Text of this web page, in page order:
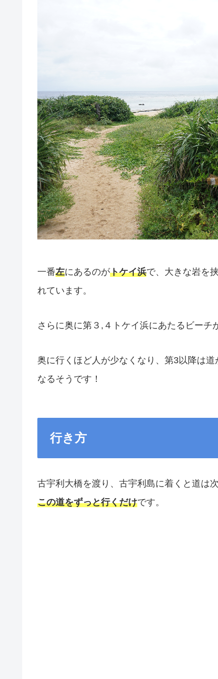
一番左にあるのがトケイ浜で、大きな岩を
れています。
さらに奥に第３,４トケイ浜にあたるビーチ
奥に行くほど人が少なくなり、第3以降は
なるそうです！
行き方
古宇利大橋を渡り、古宇利島に着くと道は
この道をずっと行くだけです。